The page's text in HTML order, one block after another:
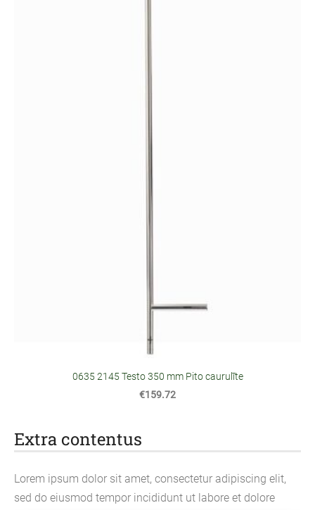
Extra contentus
Lorem ipsum dolor sit amet, consectetur adipiscing elit,
sed do eiusmod tempor incididunt ut labore et dolore
0635 2145 Testo 350 mm Pito caurulīte
€159.72